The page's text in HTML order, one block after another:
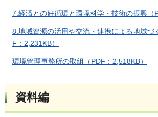
7.経済との好循環と環境科学・技術の振興（
8.地域資源の活用や交流・連携による地域づ
F：2,231KB）
環境管理事務所の取組（PDF：2,518KB）
資料編